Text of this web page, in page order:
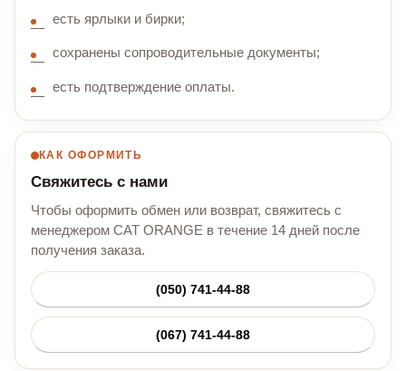
есть ярлыки и бирки;
сохранены сопроводительные документы;
есть подтверждение оплаты.
КАК ОФОРМИТЬ
Свяжитесь с нами
Чтобы оформить обмен или возврат, свяжитесь с
менеджером CAT ORANGE в течение 14 дней после
получения заказа.
(050) 741-44-88
(067) 741-44-88